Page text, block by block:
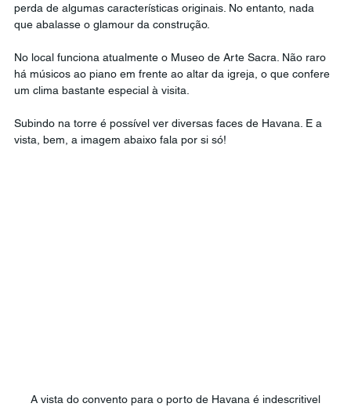
perda de algumas características originais. No entanto, nada
que abalasse o glamour da construção.
No local funciona atualmente o Museo de Arte Sacra. Não raro
há músicos ao piano em frente ao altar da igreja, o que confere
um clima bastante especial à visita.
Subindo na torre é possível ver diversas faces de Havana. E a
vista, bem, a imagem abaixo fala por si só!
A vista do convento para o porto de Havana é indescritivel